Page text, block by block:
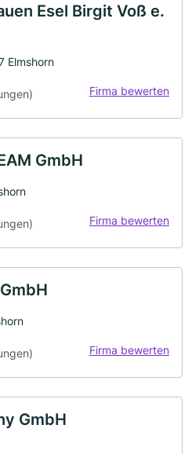
Esel Birgit Voß e.
Elmshorn
Firma bewerten
GmbH
Firma bewerten
Firma bewerten
GmbH